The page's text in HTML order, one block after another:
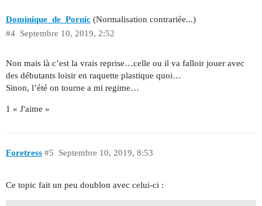
Dominique_de_Pornic (Normalisation contrariée...)
Septembre 10, 2019, 2:52
#4
Non mais là c’est la vrais reprise…celle ou il va falloir jouer avec
des débutants loisir en raquette plastique quoi…
Sinon, l’été on tourne a mi regime…
1 « J'aime »
Foretress Septembre 10, 2019, 8:53
#5
Ce topic fait un peu doublon avec celui-ci :